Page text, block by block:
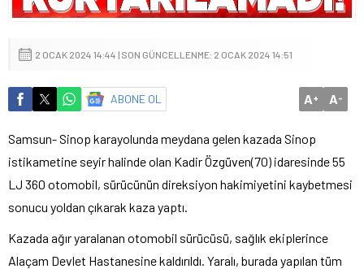
2 OCAK 2024 14:44 | SON GÜNCELLENME: 2 OCAK 2024 14:51
ABONE OL A+ A-
Samsun- Sinop karayolunda meydana gelen kazada Sinop
istikametine seyir halinde olan Kadir Özgüven(70) idaresinde 55
LJ 360 otomobil, sürücünün direksiyon hakimiyetini kaybetmesi
sonucu yoldan çıkarak kaza yaptı.
Kazada ağır yaralanan otomobil sürücüsü, sağlık ekiplerince
Alaçam Devlet Hastanesine kaldırıldı. Yaralı, burada yapılan tüm